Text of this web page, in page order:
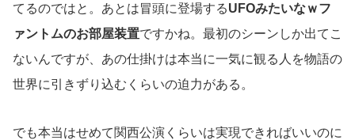
てるのではと。あとは冒頭に登場するUFOみたいなｗフ
ァントムのお部屋装置ですかね。最初のシーンしか出てこ
ないんですが、あの仕掛けは本当に一気に観る人を物語の
世界に引きずり込むくらいの迫力がある。
でも本当はせめて関西公演くらいは実現できればいいのに